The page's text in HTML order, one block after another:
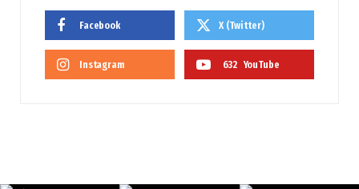
Facebook X (Twitter)
Instagram 632 YouTube